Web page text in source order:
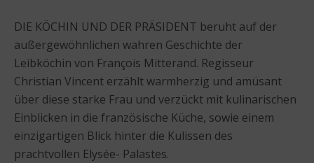
DIE KÖCHIN UND DER PRÄSIDENT beruht auf der
außergewöhnlichen wahren Geschichte der
Leibköchin von François Mitterand. Regisseur
Christian Vincent erzählt warmherzig und amüsant
über diese starke Frau und verzückt mit kulinarischen
Einblicken in die französische Küche, sowie einem
einzigartigen Blick hinter die Kulissen des
prachtvollen Elysée- Palastes.